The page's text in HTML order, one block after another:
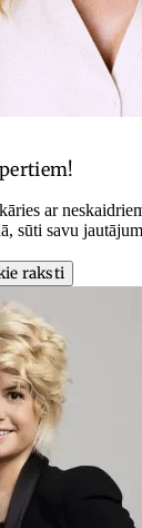
ar
sūti savu
raksti